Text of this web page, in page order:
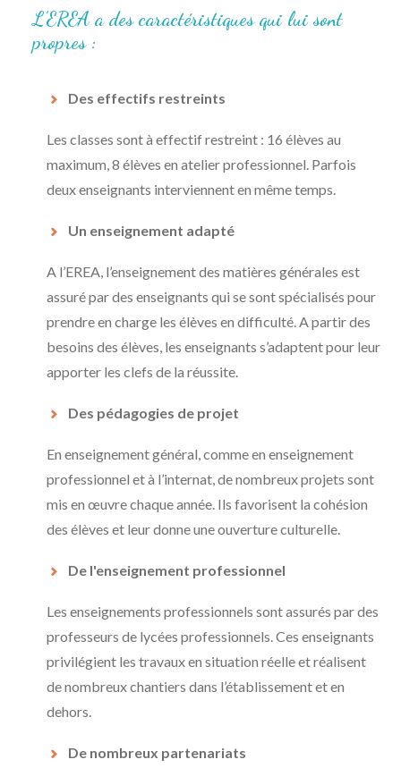
L’EREA a des caractéristiques qui lui sont
propres :
Des effectifs restreints
Les classes sont à effectif restreint : 16 élèves au
maximum, 8 élèves en atelier professionnel. Parfois
deux enseignants interviennent en même temps.
Un enseignement adapté
A l’EREA, l’enseignement des matières générales est
assuré par des enseignants qui se sont spécialisés pour
prendre en charge les élèves en difficulté. A partir des
besoins des élèves, les enseignants s’adaptent pour leur
apporter les clefs de la réussite.
Des pédagogies de projet
En enseignement général, comme en enseignement
professionnel et à l’internat, de nombreux projets sont
mis en œuvre chaque année. Ils favorisent la cohésion
des élèves et leur donne une ouverture culturelle.
De l'enseignement professionnel
Les enseignements professionnels sont assurés par des
professeurs de lycées professionnels. Ces enseignants
privilégient les travaux en situation réelle et réalisent
de nombreux chantiers dans l’établissement et en
dehors.
De nombreux partenariats